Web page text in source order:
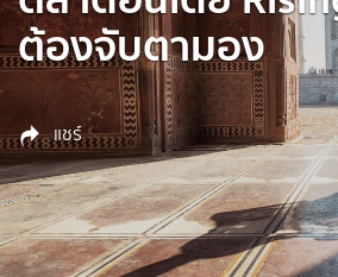
ต้องจับตามอง
แชร์